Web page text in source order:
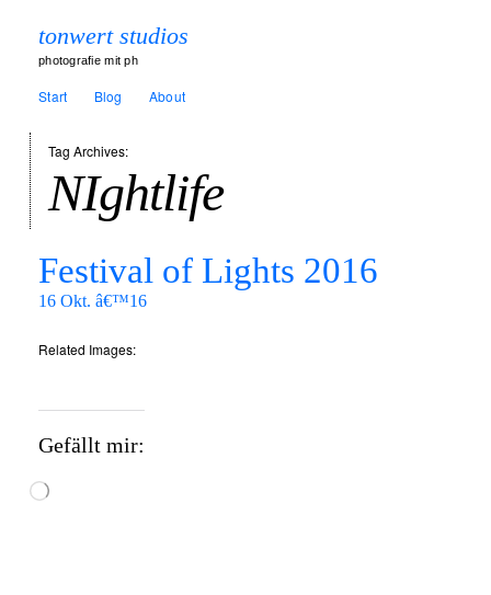
tonwert studios
photografie mit ph
Start Blog About
Tag Archives:
NIghtlife
Festival of Lights 2016
16 Okt. â€™16
Related Images:
Gefällt mir: